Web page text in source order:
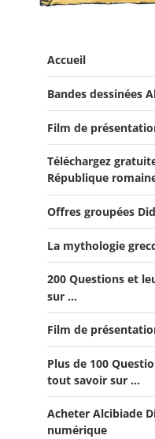
Accueil
Bandes dessinées
Film de
Téléchargez
République
Offres groupées
Offre "Tout savoir
Offre Spéciale
Offre 5 volumes +
Offre Spéciale
Offre Spéciale
fondation de
Offre Collection
La mythologie
200 Questions et
sur ...
Film de
Plus de 100
tout savoir sur ...
Acheter Alcibiade
numérique